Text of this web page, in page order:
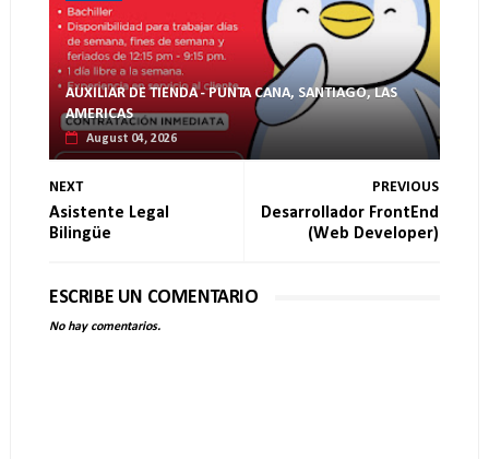
AUXILIAR DE TIENDA - PUNTA CANA, SANTIAGO, LAS
AMERICAS
August 04, 2026
NEXT
Asistente Legal
Bilingüe
PREVIOUS
Desarrollador FrontEnd
(Web Developer)
ESCRIBE UN COMENTARIO
No hay comentarios.